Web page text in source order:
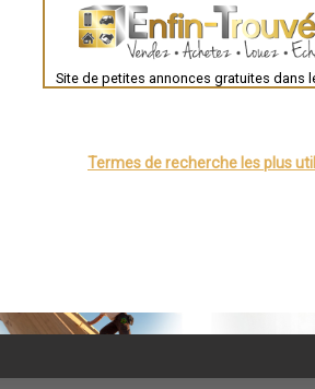
Chartres
Nîmes
Auch
Cahors
Agen
Cherbourg-Octeville
Site de petites annonces gratuites dans
Termes de recherche les plus